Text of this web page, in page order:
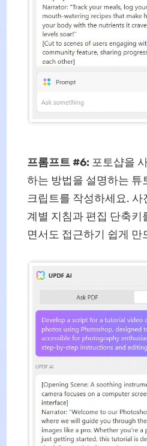
프롬프트 #6: 포토샵을
하는 방법을 설명하는 튜
크립트를 작성하세요. 사
계별 지침과 편집 단축키
면서도 접근하기 쉽게 만